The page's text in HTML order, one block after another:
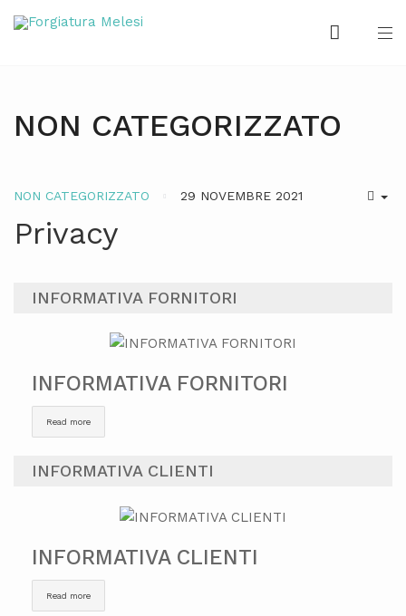
NON CATEGORIZZATO
NON CATEGORIZZATO 29 NOVEMBRE 2021
Privacy
INFORMATIVA FORNITORI
INFORMATIVA FORNITORI
Read more
INFORMATIVA CLIENTI
INFORMATIVA CLIENTI
Read more